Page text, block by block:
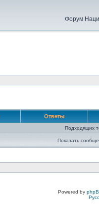
Форум
Ответы
Подходящих
Показать
Powered by